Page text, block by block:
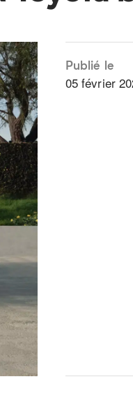
Publié le
05 février